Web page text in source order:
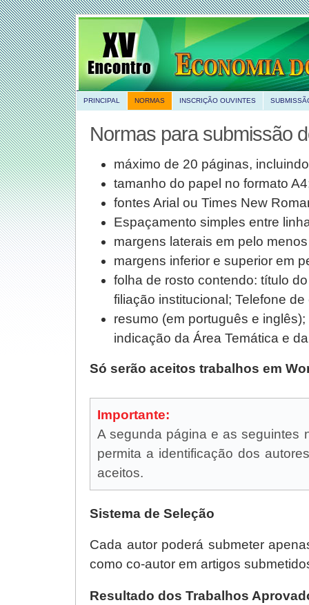
PRINCIPAL NORMAS INSCRIÇÃO OUVINTES
Normas para submissão
máximo de 20 páginas,
tamanho do papel no formato
fontes Arial ou Times New
Espaçamento simples entre
margens laterais em pelo
margens inferior e superior em
folha de rosto contendo: título
filiação institucional; Telefone
resumo (em português e
indicação da Área Temática e
Só serão aceitos trabalhos em
Importante:
A segunda página e as seguintes
permita a identificação dos
aceitos.
Sistema de Seleção
Cada autor poderá submeter
como co-autor em artigos
Resultado dos Trabalhos